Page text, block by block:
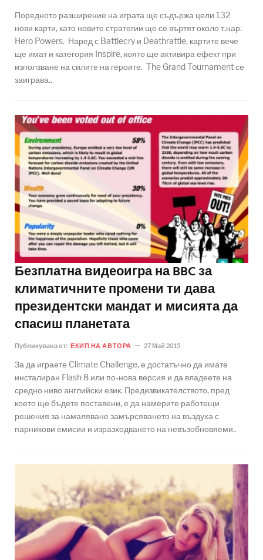
Поредното разширение на играта ще съдържа цели 132
нови карти, като новите стратегии ще се въртят около т.нар.
Hero Powers. Наред с Battlecry и Deathrattle, картите вече
ще имат и категория Inspire, която ще активира ефект при
използване на силите на героите. The Grand Tournament се
заиграва..
Безплатна видеоигра на BBC за
климатичните промени ти дава
президентски мандат и мисията да
спасиш планетата
Публикувана от: ЕКИП НА АВТОРА 27 Май 2015
За да играете Climate Challenge, е достатъчно да имате
инсталиран Flash 8 или по-нова версия и да владеете на
средно ниво английски език. Предизвикателството, пред
което ще бъдете поставени, е да намерите работещи
решения за намаляване замърсяването на въздуха с
парникови емисии и изразходването на невъзобновяеми..